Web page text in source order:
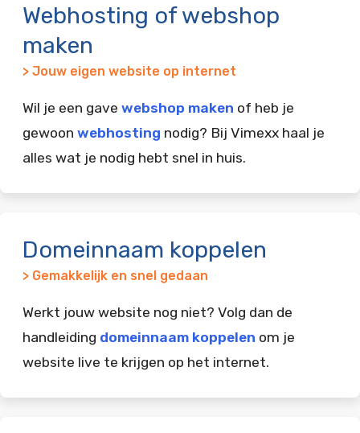
Webhosting of webshop
maken
> Jouw eigen website op internet
Wil je een gave webshop maken of heb je
gewoon webhosting nodig? Bij Vimexx haal je
alles wat je nodig hebt snel in huis.
Domeinnaam koppelen
> Gemakkelijk en snel gedaan
Werkt jouw website nog niet? Volg dan de
handleiding domeinnaam koppelen om je
website live te krijgen op het internet.